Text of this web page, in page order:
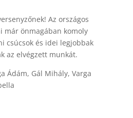
Az országos
önmagában komoly
csúcsok és idei legjobbak
az elvégzett munkát.
Ádám, Gál Mihály, Varga